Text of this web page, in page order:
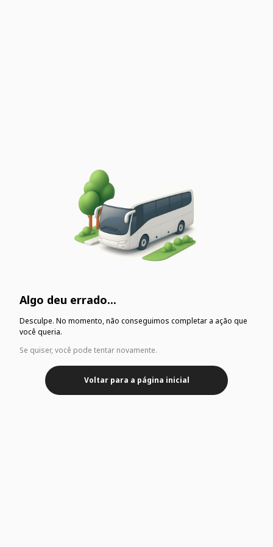
Algo deu errado...
Desculpe. No momento, não conseguimos completar a ação que
você queria.
Se quiser, você pode tentar novamente.
Voltar para a página inicial